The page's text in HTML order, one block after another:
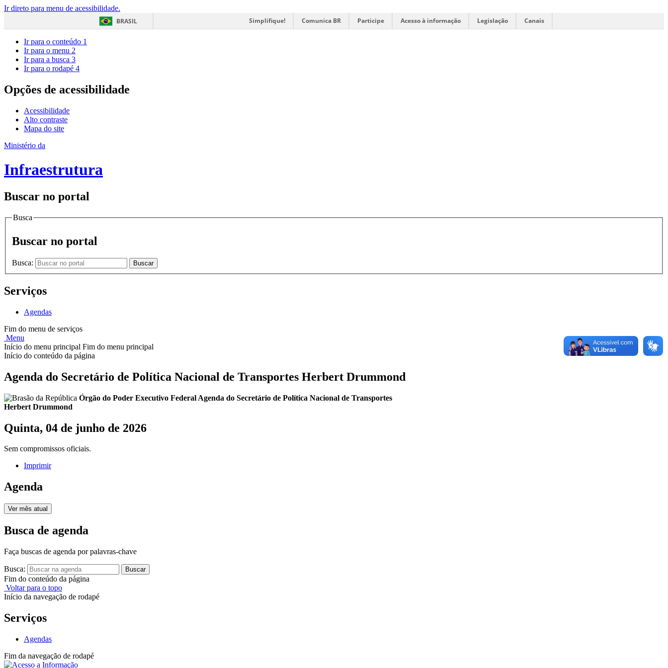
Ir direto para menu de acessibilidade.
BRASIL
Simplifique! Comunica BR Participe Acesso à informação Legislação Canais
Ir para o conteúdo 1
Ir para o menu 2
Ir para a busca 3
Ir para o rodapé 4
Opções de acessibilidade
Acessibilidade
Alto contraste
Mapa do site
Ministério da
Infraestrutura
Buscar no portal
Busca
Buscar no portal
Busca: Buscar
Serviços
Agendas
Fim do menu de serviços
Menu
Início do menu principal Fim do menu principal
Início do conteúdo da página
Agenda do Secretário de Política Nacional de Transportes Herbert Drummond
Órgão do Poder Executivo Federal Agenda do Secretário de Política Nacional de Transportes
Herbert Drummond
Quinta, 04 de junho de 2026
Sem compromissos oficiais.
Imprimir
Agenda
Ver mês atual
Busca de agenda
Faça buscas de agenda por palavras-chave
Busca: Buscar
Fim do conteúdo da página
Voltar para o topo
Início da navegação de rodapé
Serviços
Agendas
Fim da navegação de rodapé